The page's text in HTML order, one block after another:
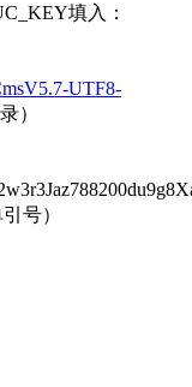
填入：
UTF8-
）
号）